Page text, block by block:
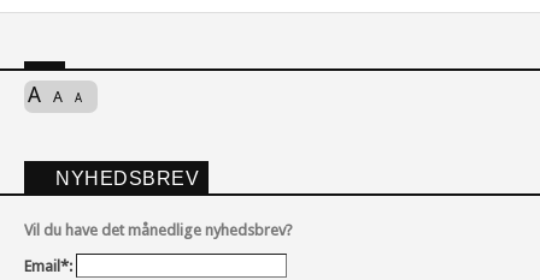
A A A
NYHEDSBREV
Vil du have det månedlige nyhedsbrev?
Email*: